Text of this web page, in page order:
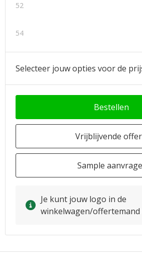
52
54
Selecteer jouw opties voor de
Bestellen
Vrijblijvende
Sample
Je kunt jouw logo in de
winkelwagen/offertemand